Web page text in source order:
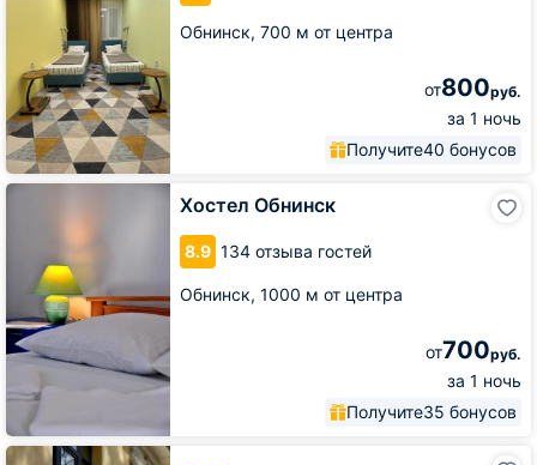
Обнинск, 700 м от центра
от800руб.
за 1 ночь
Получите40 бонусов
Хостел Обнинск
8.9 134 отзыва гостей
Обнинск, 1000 м от центра
от700руб.
за 1 ночь
Получите35 бонусов
Хостел
Парк-